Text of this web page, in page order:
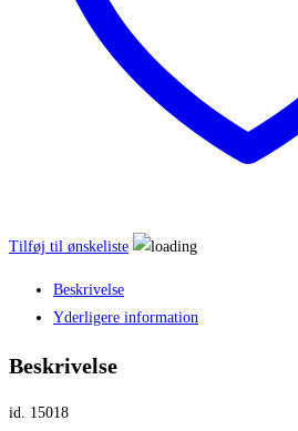
Tilføj til ønskeliste
Beskrivelse
Yderligere information
Beskrivelse
id. 15018